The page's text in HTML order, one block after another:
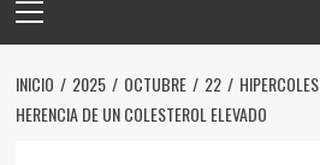
principal
INICIO 2025 OCTUBRE 22
HERENCIA DE UN COLESTEROL ELEVADO